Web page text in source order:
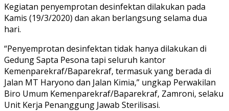
Kegiatan penyemprotan desinfektan dilakukan pada
Kamis (19/3/2020) dan akan berlangsung selama dua
hari.
“Penyemprotan desinfektan tidak hanya dilakukan di
Gedung Sapta Pesona tapi seluruh kantor
Kemenparekraf/Baparekraf, termasuk yang berada di
Jalan MT Haryono dan Jalan Kimia,” ungkap Perwakilan
Biro Umum Kemenparekraf/Baparekraf, Zamroni, selaku
Unit Kerja Penanggung Jawab Sterilisasi.